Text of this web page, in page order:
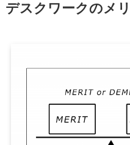
デスクワークのメ